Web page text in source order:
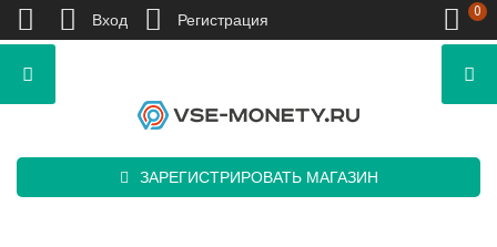
ЗАРЕГИСТРИРОВАТЬ МАГАЗИН
Вход Регистрация 0